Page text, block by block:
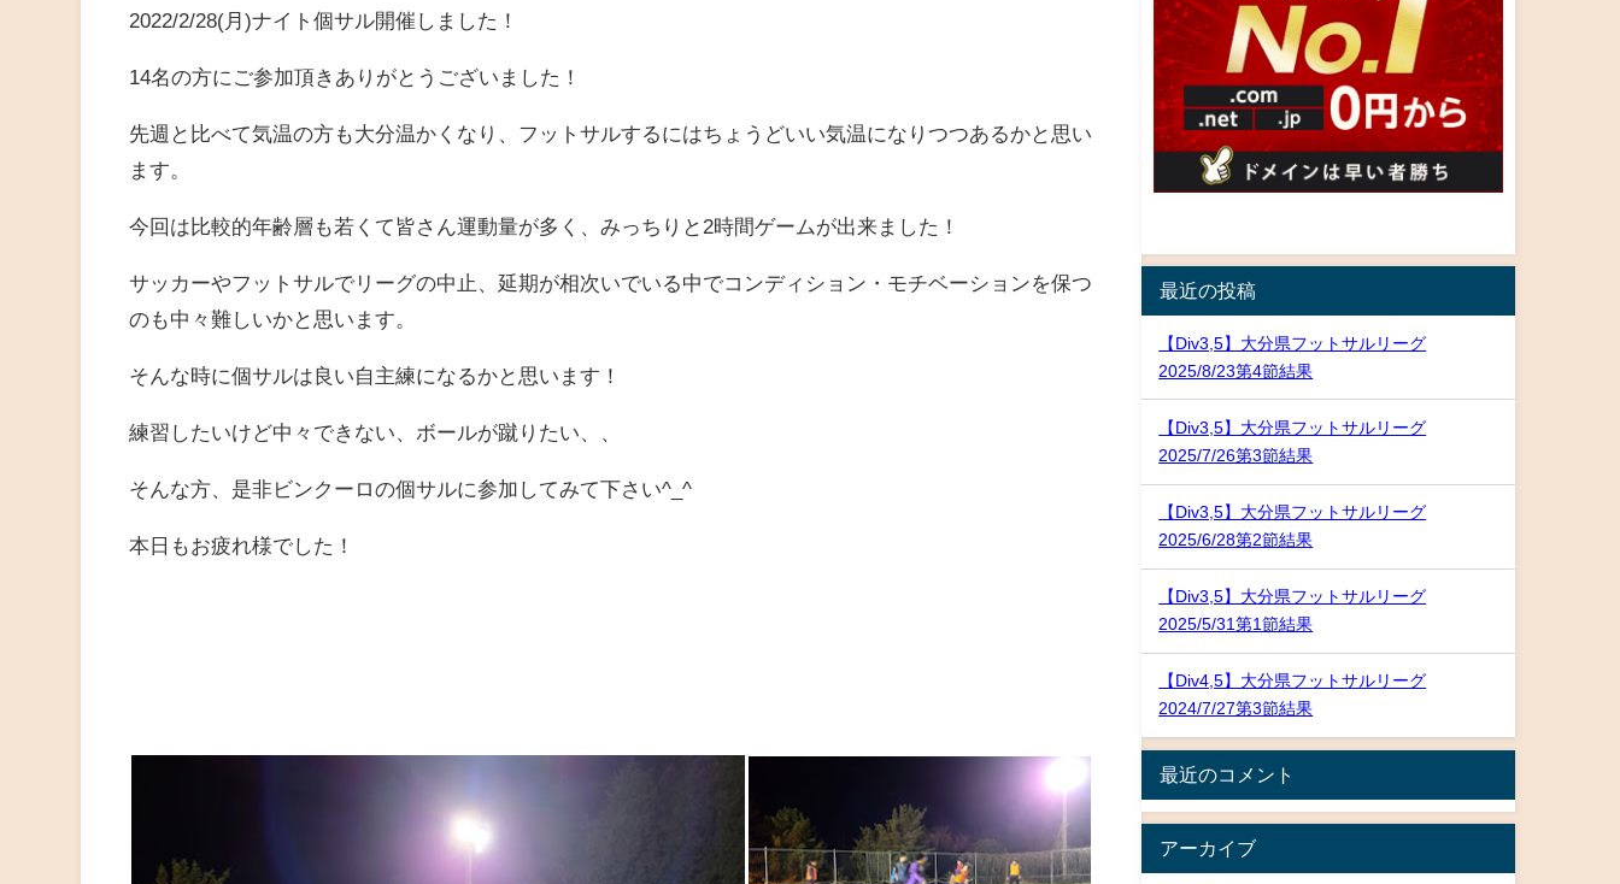
2022/2/28(月)ナイト個サル開催しました！
14名の方にご参加頂きありがとうございました！
先週と比べて気温の方も大分温かくなり、フットサルするにはちょうどいい気温になりつつあるかと思い
ます。
今回は比較的年齢層も若くて皆さん運動量が多く、みっちりと2時間ゲームが出来ました！
サッカーやフットサルでリーグの中止、延期が相次いでいる中でコンディション・モチベーションを保つ
のも中々難しいかと思います。
そんな時に個サルは良い自主練になるかと思います！
練習したいけど中々できない、ボールが蹴りたい、、
そんな方、是非ビンクーロの個サルに参加してみて下さい^_^
本日もお疲れ様でした！
最近の投稿
【Div3,5】大分県フットサルリーグ
2025/8/23第4節結果
【Div3,5】大分県フットサルリーグ
2025/7/26第3節結果
【Div3,5】大分県フットサルリーグ
2025/6/28第2節結果
【Div3,5】大分県フットサルリーグ
2025/5/31第1節結果
【Div4,5】大分県フットサルリーグ
2024/7/27第3節結果
最近のコメント
アーカイブ